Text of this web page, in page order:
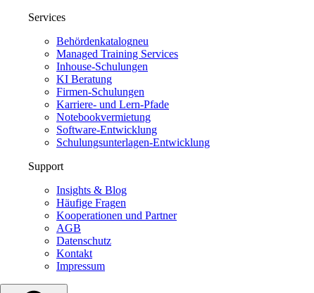
Services
Behördenkatalogneu
Managed Training Services
Inhouse-Schulungen
KI Beratung
Firmen-Schulungen
Karriere- und Lern-Pfade
Notebookvermietung
Software-Entwicklung
Schulungsunterlagen-Entwicklung
Support
Insights & Blog
Häufige Fragen
Kooperationen und Partner
AGB
Datenschutz
Kontakt
Impressum